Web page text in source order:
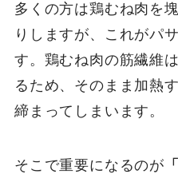
多くの方は鶏むね肉を
りしますが、これがパ
す。鶏むね肉の筋繊維
るため、そのまま加熱
締まってしまいます。
そこで重要になるのが